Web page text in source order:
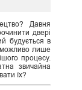
Давня
двері
будується в
можливо лише
процесу.
звичайна
їх?